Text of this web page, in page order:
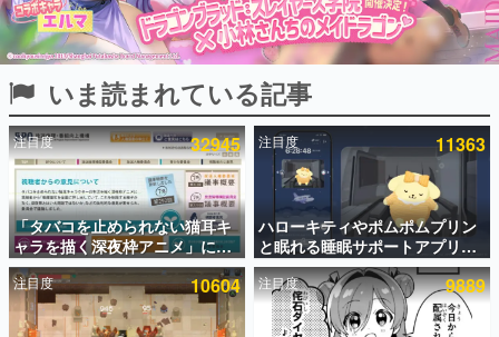
連載・特集一覧
殿堂入り記事
SNS拡散数が数千以上！ ページビュー数万以上！ などな
ど。多くの人々に読まれた、電ファミ渾身の“殿堂入り”記
事をまとめました。
ゲームの企画書
名作ゲームクリエイターの方々に製作時のエピソードをお
聞きし、ヒットする企画（ゲーム）とは何か？を探ってい
きます。
赫本
この物語を解いてはいけない。『赫本』は、〈試験問題〉
の形をした短編ホラー小説集です。
いま読まれている記事
注目度 32945
「タバコを止められない猫耳キ
ャラを描く深夜枠アニメ」に視
聴者の一部から批判意見。違法
薬物の使用と思わしき描写も含
めて、BPOが議論を交わす
注目度 11363
ハローキティやポムポムプリン
と眠れる睡眠サポートアプリ
『ゆめたび』が配信中。キャラ
ごとのASMRや目覚ましアラー
ムも搭載
注目度 10604 注目度 9889